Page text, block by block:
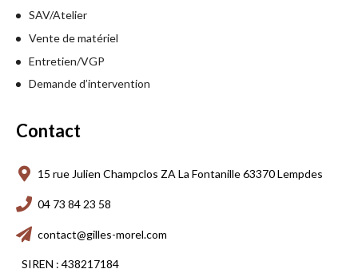
SAV/Atelier
Vente de matériel
Entretien/VGP
Demande d’intervention
Contact
15 rue Julien Champclos ZA La Fontanille 63370 Lempdes
04 73 84 23 58
contact@gilles-morel.com
SIREN : 438217184